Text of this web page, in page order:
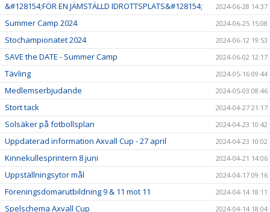
&#128154;FÖR EN JÄMSTÄLLD IDROTTSPLATS&#128154; 2024-06-28 14:37
Summer Camp 2024 2024-06-25 15:08
Stochampionatet 2024 2024-06-12 19:53
SAVE the DATE - Summer Camp 2024-06-02 12:17
Tävling 2024-05-16 09:44
Medlemserbjudande 2024-05-03 08:46
Stort tack 2024-04-27 21:17
Solsäker på fotbollsplan 2024-04-23 10:42
Uppdaterad information Axvall Cup - 27 april 2024-04-23 10:02
Kinnekullesprintern 8 juni 2024-04-21 14:06
Uppställningsytor mål 2024-04-17 09:16
Föreningsdomarutbildning 9 & 11 mot 11 2024-04-14 18:11
Spelschema Axvall Cup 2024-04-14 18:04